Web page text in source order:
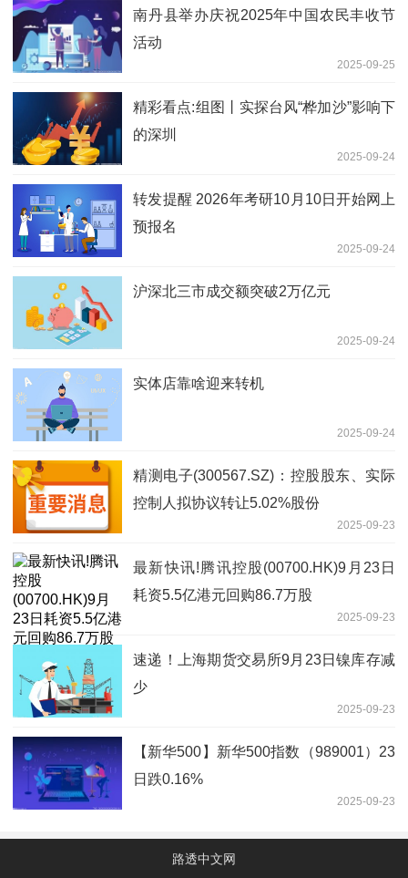
南丹县举办庆祝2025年中国农民丰收节
活动
2025-09-25
精彩看点:组图丨实探台风“桦加沙”影响下
的深圳
2025-09-24
转发提醒 2026年考研10月10日开始网上
预报名
2025-09-24
沪深北三市成交额突破2万亿元
2025-09-24
实体店靠啥迎来转机
2025-09-24
精测电子(300567.SZ)：控股股东、实际
控制人拟协议转让5.02%股份
2025-09-23
最新快讯!腾讯控股(00700.HK)9月23日
耗资5.5亿港元回购86.7万股
2025-09-23
速递！上海期货交易所9月23日镍库存减
少
2025-09-23
【新华500】新华500指数（989001）23
日跌0.16%
2025-09-23
路透中文网